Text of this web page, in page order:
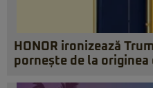
HONOR ironizează
pornește de la